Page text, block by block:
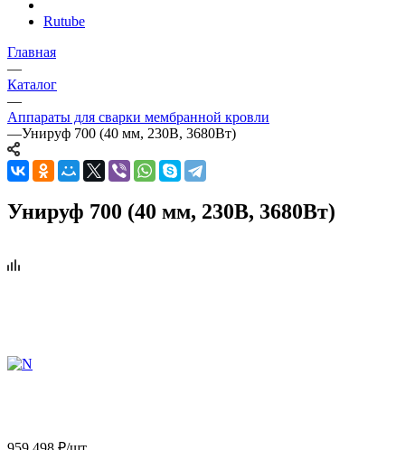
Rutube
Главная
—
Каталог
—
Аппараты для сварки мембранной кровли
—Унируф 700 (40 мм, 230В, 3680Вт)
Унируф 700 (40 мм, 230В, 3680Вт)